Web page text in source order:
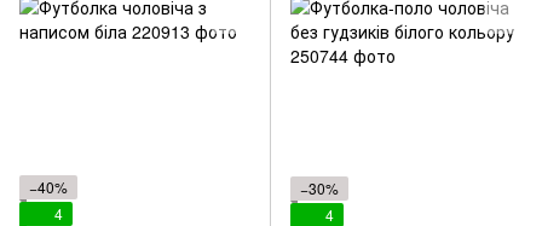
−40%
4
−30%
4